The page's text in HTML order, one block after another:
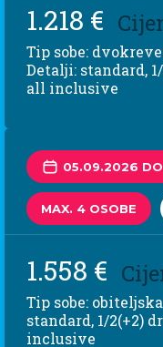
1.218 €
Tip sobe:
Detalji: standard,
all inclusive
05.09.2026
MAX. 4 OSOBE
1.558 €
Tip sobe:
standard, 1/2(+2)
inclusive